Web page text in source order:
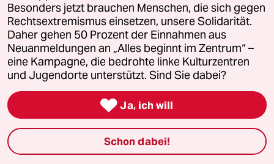
Spießige Dichotomie!
Denn Presse sollte ALLEN, die es wissen
wollen, sachliche Informationen liefern. Ja, das
würde für ALLE gelten, die "MächtigInnen"
ebenso!
Wer bestimmthier denn, dass jemand
kontrolliert werden soll? Wer wird hier denn als
"mächtig" von wem eingestuft?
Was für eine Hybris!
Besonders jetzt brauchen Menschen, die sich gegen
Rechtsextremismus einsetzen, unsere Solidarität.
Daher gehen 50 Prozent der Einnahmen aus
Neuanmeldungen an „Alles beginnt im Zentrum“ –
eine Kampagne, die bedrohte linke Kulturzentren
und Jugendorte unterstützt. Sind Sie dabei?
 Ja, ich will
Schon dabei!